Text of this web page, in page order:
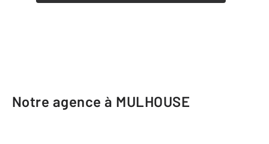
Notre agence à MULHOUSE